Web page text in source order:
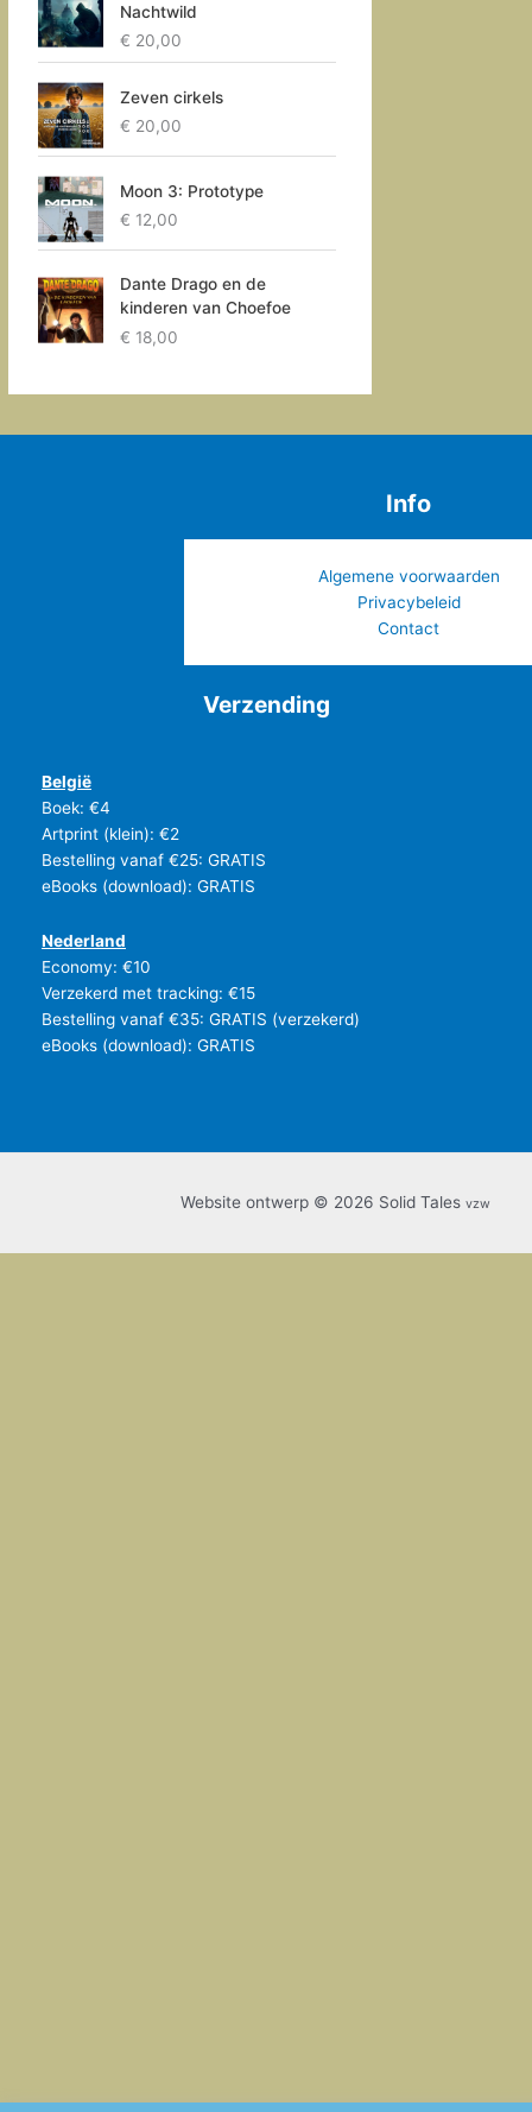
Nachtwild
€ 20,00
Zeven cirkels
€ 20,00
Moon 3: Prototype
€ 12,00
Dante Drago en de
kinderen van Choefoe
€ 18,00
Info
Algemene voorwaarden
Privacybeleid
Contact
Verzending
België
Boek: €4
Artprint (klein): €2
Bestelling vanaf €25: GRATIS
eBooks (download): GRATIS
Nederland
Economy: €10
Verzekerd met tracking: €15
Bestelling vanaf €35: GRATIS (verzekerd)
eBooks (download): GRATIS
Website ontwerp © 2026 Solid Tales vzw